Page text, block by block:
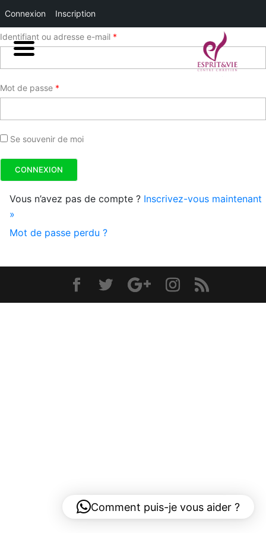
Identifiant ou adresse e-mail *
Mot de passe *
Se souvenir de moi
Vous n’avez pas de compte ? Inscrivez-vous maintenant
»
Mot de passe perdu ?
Comment puis-je vous aider ?
Connexion Inscription